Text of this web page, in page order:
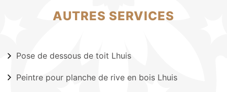
AUTRES SERVICES
Pose de dessous de toit Lhuis
Peintre pour planche de rive en bois Lhuis